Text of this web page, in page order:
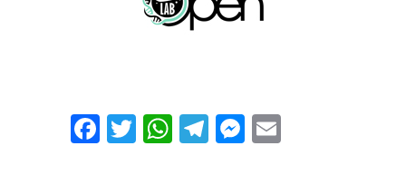
Facebook
Twitter
WhatsApp
Telegram
Messenger